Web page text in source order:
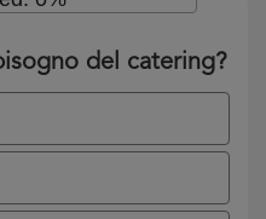
del catering?